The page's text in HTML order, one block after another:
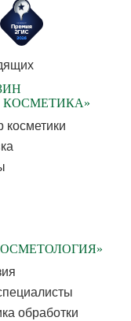
косметики
обработки